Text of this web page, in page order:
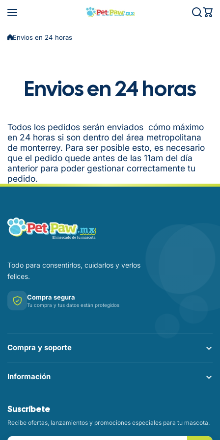
Envios en 24 horas
Envios en 24 horas
Todos los pedidos serán enviados cómo máximo
en 24 horas si son dentro del área metropolitana
de monterrey. Para ser posible esto, es necesario
que el pedido quede antes de las 11am del día
anterior para poder gestionar correctamente tu
pedido.
Todo para consentirlos, cuidarlos y verlos
felices.
Compra segura
Tu compra y tus datos están protegidos
Compra y soporte
Información
Suscríbete
Recibe ofertas, lanzamientos y promociones especiales para tu mascota.